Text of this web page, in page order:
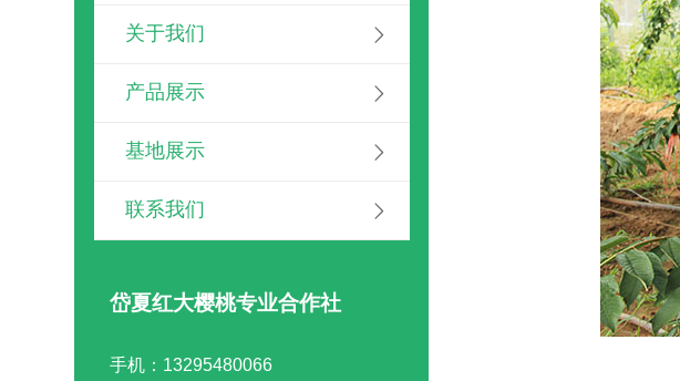
关于我们 
产品展示 
基地展示 
联系我们 
岱夏红大樱桃专业合作社
手机：13295480066